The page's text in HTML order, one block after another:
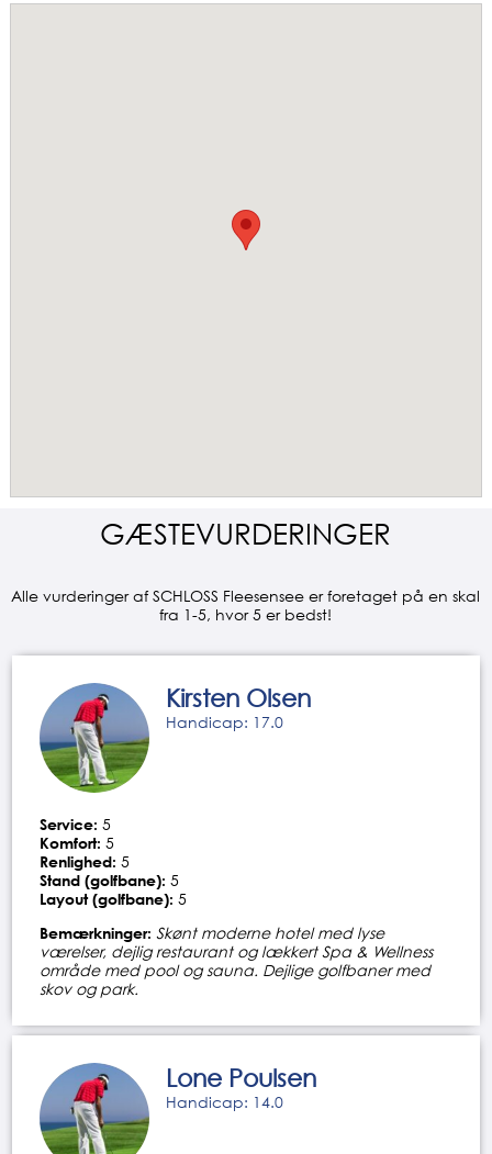
GÆSTEVURDERINGER
Alle vurderinger af SCHLOSS Fleesensee er foretaget på en skal
fra 1-5, hvor 5 er bedst!
Kirsten Olsen
Handicap: 17.0
Service: 5
Komfort: 5
Renlighed: 5
Stand (golfbane): 5
Layout (golfbane): 5
Bemærkninger: Skønt moderne hotel med lyse
værelser, dejlig restaurant og lækkert Spa & Wellness
område med pool og sauna. Dejlige golfbaner med
skov og park.
Lone Poulsen
Handicap: 14.0